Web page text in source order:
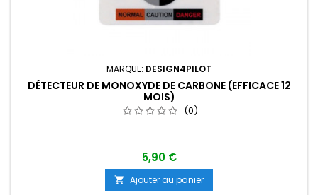
MARQUE: DESIGN4PILOT
DÉTECTEUR DE MONOXYDE DE CARBONE (EFFICACE 12
MOIS)
(0)
5,90 €
 Ajouter au panier